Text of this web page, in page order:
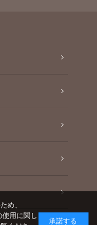
め、
用に関し
承諾する